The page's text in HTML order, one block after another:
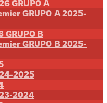
GRUPO A
GRUPO A 2025-
B
GRUPO B 2025-
2025
2024